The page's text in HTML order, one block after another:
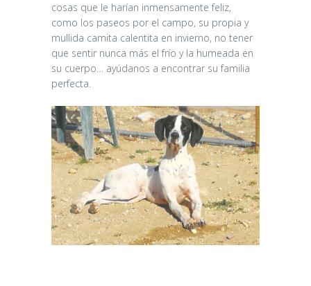
cosas que le harían inmensamente feliz,
como los paseos por el campo, su propia y
mullida camita calentita en invierno, no tener
que sentir nunca más el frío y la humeada en
su cuerpo… ayúdanos a encontrar su familia
perfecta.